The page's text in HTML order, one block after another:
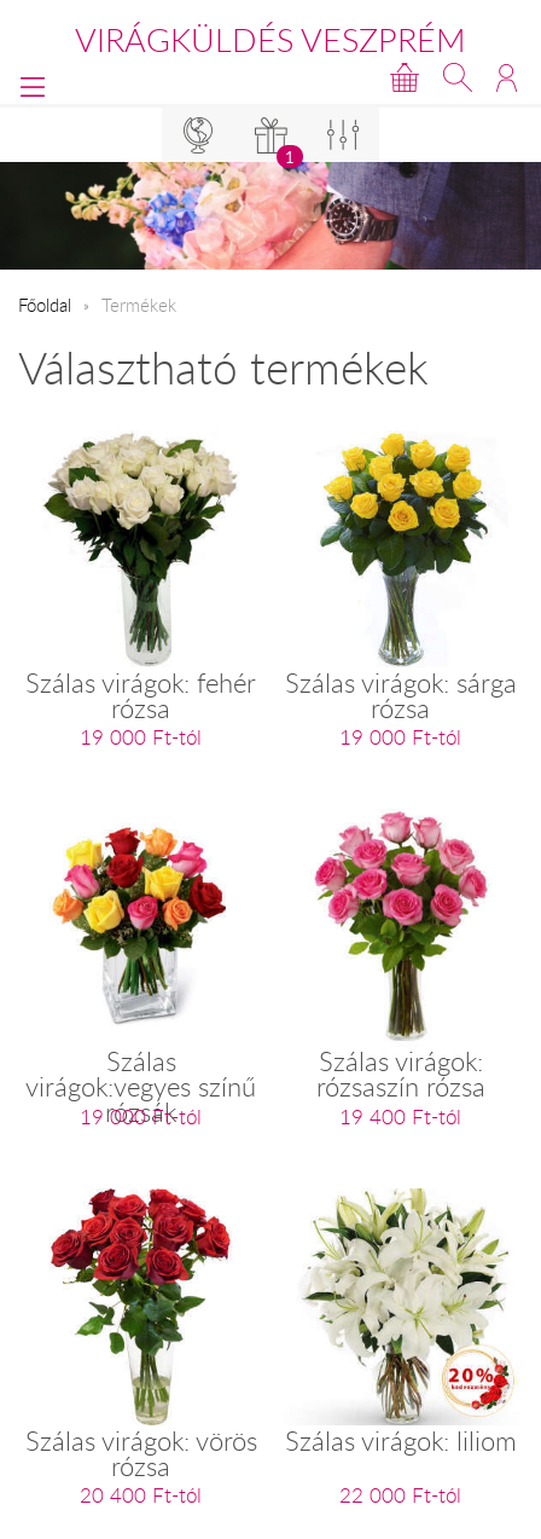
VIRÁGKÜLDÉS VESZPRÉM
1
Főoldal Termékek
Választható termékek
Szálas virágok: fehér
rózsa
19 000 Ft-tól
Szálas virágok: sárga
rózsa
19 000 Ft-tól
Szálas
virágok:vegyes színű
rózsák
19 000 Ft-tól
Szálas virágok:
rózsaszín rózsa
19 400 Ft-tól
Szálas virágok: vörös
rózsa
20 400 Ft-tól
Szálas virágok: liliom
22 000 Ft-tól